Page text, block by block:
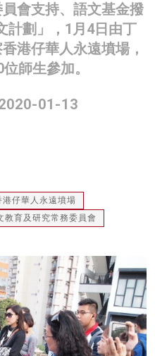
會支持、語文基金撥
計劃」，1月4日由丁
港仔華人永遠墳場，
師生參加。
01-13
港仔華人永遠墳場
教育及研究常務委員會